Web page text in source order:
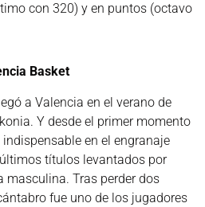
con 320) y en puntos (octavo
Basket
a Valencia en el verano de
Y desde el primer momento
en el engranaje
títulos levantados por
masculina. Tras perder dos
fue uno de los jugadores